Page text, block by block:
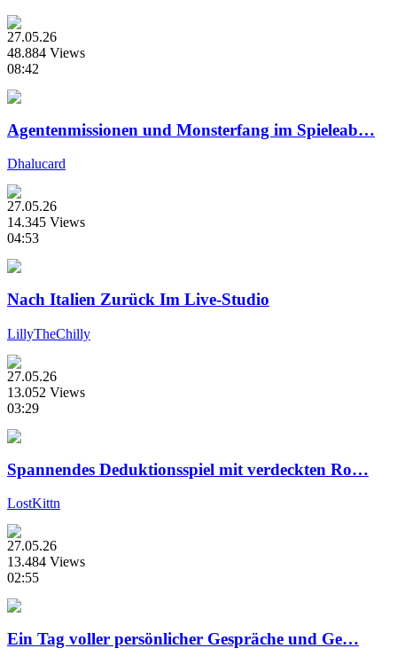
27.05.26
48.884 Views
08:42
Agentenmissionen und Monsterfang im Spieleab…
Dhalucard
27.05.26
14.345 Views
04:53
Nach Italien Zurück Im Live-Studio
LillyTheChilly
27.05.26
13.052 Views
03:29
Spannendes Deduktionsspiel mit verdeckten Ro…
LostKittn
27.05.26
13.484 Views
02:55
Ein Tag voller persönlicher Gespräche und Ge…